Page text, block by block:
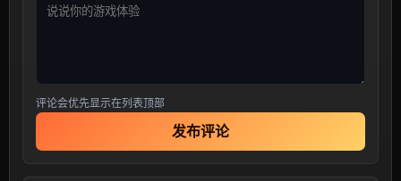
评论会优先显示在列表顶部
发布评论